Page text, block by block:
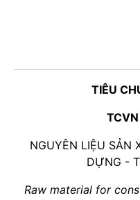
TIÊU
NGUYÊN LIỆU SẢN
DỰNG -
Raw material for